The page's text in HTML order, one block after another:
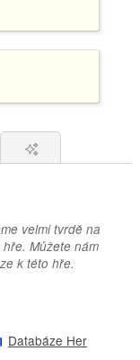
velmi tvrdě na
Můžete nám
k této hře.
Databáze Her